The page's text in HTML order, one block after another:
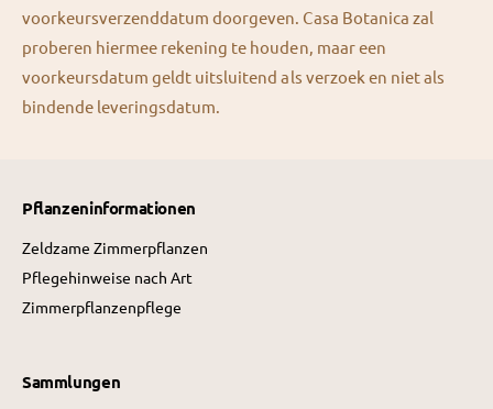
voorkeursverzenddatum doorgeven. Casa Botanica zal
proberen hiermee rekening te houden, maar een
voorkeursdatum geldt uitsluitend als verzoek en niet als
bindende leveringsdatum.
Pflanzeninformationen
Zeldzame Zimmerpflanzen
Pflegehinweise nach Art
Zimmerpflanzenpflege
Sammlungen